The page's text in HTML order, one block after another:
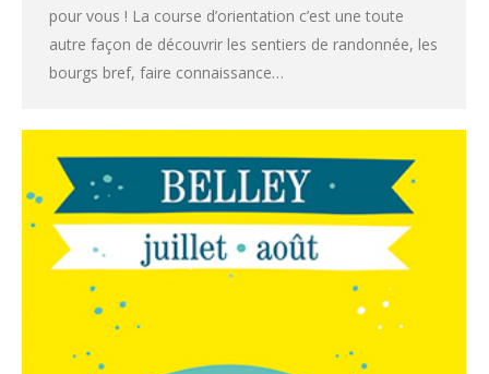
pour vous ! La course d’orientation c’est une toute
autre façon de découvrir les sentiers de randonnée, les
bourgs bref, faire connaissance…